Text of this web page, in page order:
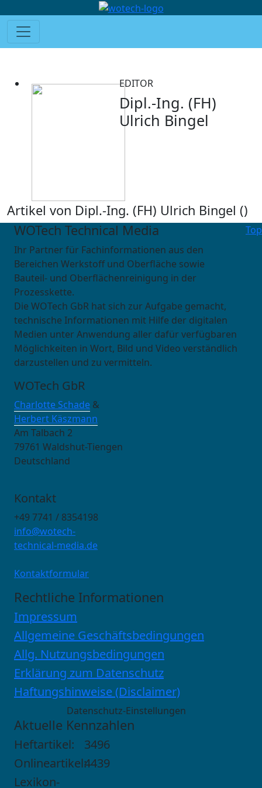
EDITOR
Dipl.-Ing. (FH)
Ulrich Bingel
Artikel von Dipl.-Ing. (FH) Ulrich Bingel ()
Top
WOTech Technical Media
Ihr Partner für Fachinformationen aus den
Bereichen Werkstoff und Oberfläche sowie
Bauteil- und Oberflächenreinigung in der
Prozesskette.
Die WOTech GbR hat sich zur Aufgabe gemacht,
technische Informationen mit Hilfe der digitalen
Medien unter Anwendung aller dafür verfügbaren
Möglichkeiten in Wort, Bild und Video verständlich
darzustellen und zu vermitteln.
WOTech GbR
Charlotte Schade &
Herbert Käszmann
Am Talbach 2
79761 Waldshut-Tiengen
Deutschland
Kontakt
+49 7741 / 8354198
info@wotech-
technical-media.de
Kontaktformular
Rechtliche Informationen
Impressum
Allgemeine Geschäftsbedingungen
Allg. Nutzungsbedingungen
Erklärung zum Datenschutz
Haftungshinweise (Disclaimer)
Datenschutz-Einstellungen
Aktuelle Kennzahlen
Heftartikel:
3496
Onlineartikel:4439
Lexikon-